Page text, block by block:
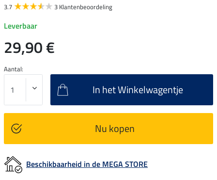
3.7 3 Klantenbeoordeling
Leverbaar
29,90 €
Aantal:
In het Winkelwagentje
Nu kopen
Beschikbaarheid in de MEGA STORE